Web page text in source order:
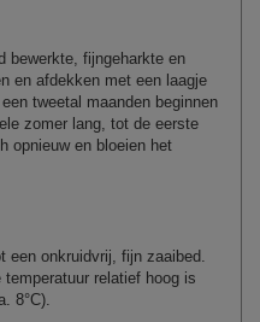
bewerkte, fijngeharkte en
en afdekken met een laagje
tweetal maanden beginnen
zomer lang, tot de eerste
opnieuw en bloeien het
een onkruidvrij, fijn zaaibed.
temperatuur relatief hoog is
8°C).